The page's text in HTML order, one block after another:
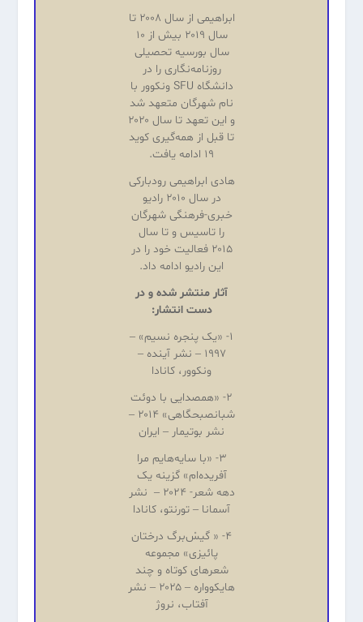
ابراهیمی از سال ۲۰۰۸ تا
سال ۲۰۱۹ بیش از ۱۰
سال بورسیه تحصیلی
روزنامه‌نگاری را در
دانشگاه SFU ونکوور با
نام شهرگان متعهد شد
و این تعهد تا سال ۲۰۲۰
تا قبل از همه‌گیری کوید
۱۹ ادامه یافت.
هادی ابراهیمی رودبارکی
در سال ۲۰۱۰ رادیو
خبری-فرهنگی شهرگان
را تاسیس و تا سال
۲۰۱۵ فعالیت خود را در
این رادیو ادامه داد.
آثار منتشر شده و در
دست انتشار:
۱- «یک پنجره نسیم» –
۱۹۹۷ – نشر آینده –
ونکوور، کانادا
۲- «همصدایی با دوئت
شبانصبحگاهی» ۲۰۱۴ –
نشر بوتیمار – ایران
۳- «با سایه‌هایم مرا
آفریده‌ام» گزینه یک
دهه شعر- ۲۰۲۴ – نشر
آسمانا – تورنتو، کانادا
۴- « گیسْ‌برگ درختان
پائیزی» مجموعه
شعرهای کوتاه و چند
هایکوواره – ۲۰۲۵ – نشر
آفتاب، نروژ